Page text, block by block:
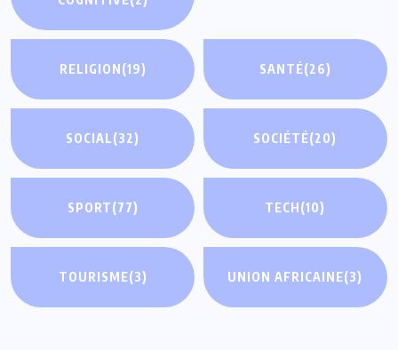
RELIGION(19) SANTÉ(26)
SOCIAL(32) SOCIÉTÉ(20)
SPORT(77) TECH(10)
TOURISME(3) UNION AFRICAINE(3)